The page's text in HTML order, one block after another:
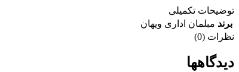
توضیحات تکمیلی
برند مبلمان اداری ویهان
نظرات (0)
دیدگاهها